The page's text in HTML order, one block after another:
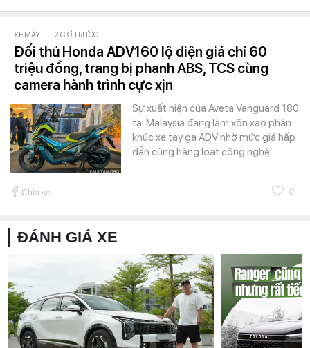
XE MÁY - 2 GIỜ TRƯỚC
Đối thủ Honda ADV160 lộ diện giá chỉ 60
triệu đồng, trang bị phanh ABS, TCS cùng
camera hành trình cực xịn
Sự xuất hiện của Aveta Vanguard 180
tại Malaysia đang làm xôn xao phân
khúc xe tay ga ADV nhờ mức giá hấp
dẫn cùng hàng loạt công nghệ…
Chia sẻ 0
ĐÁNH GIÁ XE